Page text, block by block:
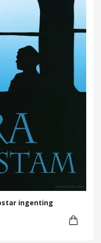
ingenting